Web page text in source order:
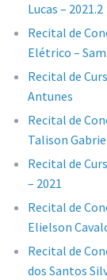
Lucas – 2021.2
Recital de
Elétrico –
Recital de
Antunes
Recital de
Talison
Recital de
– 2021
Recital de
Elielson
Recital de
dos Santos